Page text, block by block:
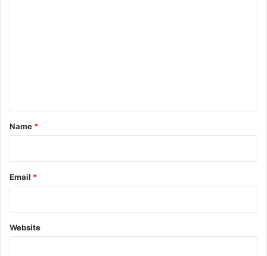
*
Name *
Email *
Website